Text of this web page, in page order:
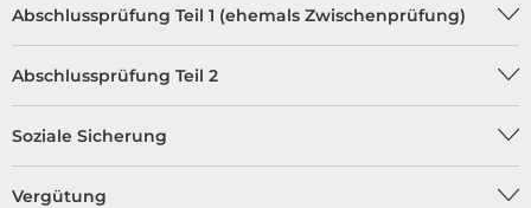
Abschlussprüfung Teil 1 (ehemals Zwischenprüfung)
Abschlussprüfung Teil 2
Soziale Sicherung
Vergütung